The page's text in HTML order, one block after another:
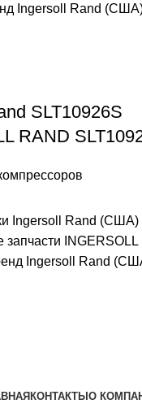
Ingersoll Rand
SLT10926S
RAND
Ingersoll Rand (США)
INGERSOLL
Ingersoll Rand
КОНТАКТЫО